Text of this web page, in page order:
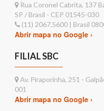
Rua Coronel Cabrita, 137
SP / Brasil - CEP 01545-030
(11) 2067.5600 | Brasil
Abrir mapa no Google ›
FILIAL SBC
Av. Piraporinha, 251 -
001
Abrir mapa no Google ›